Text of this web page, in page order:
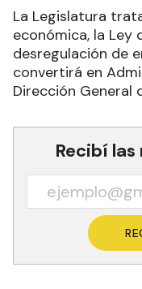
La Legislatura
económica, la Ley
desregulación de
convertirá en
Dirección General
Recibí